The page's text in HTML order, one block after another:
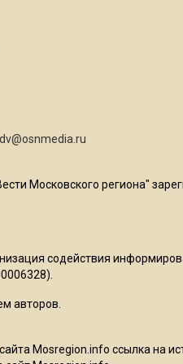
Московского региона"
содействия
авторов.
Mosregion.info ссылка на